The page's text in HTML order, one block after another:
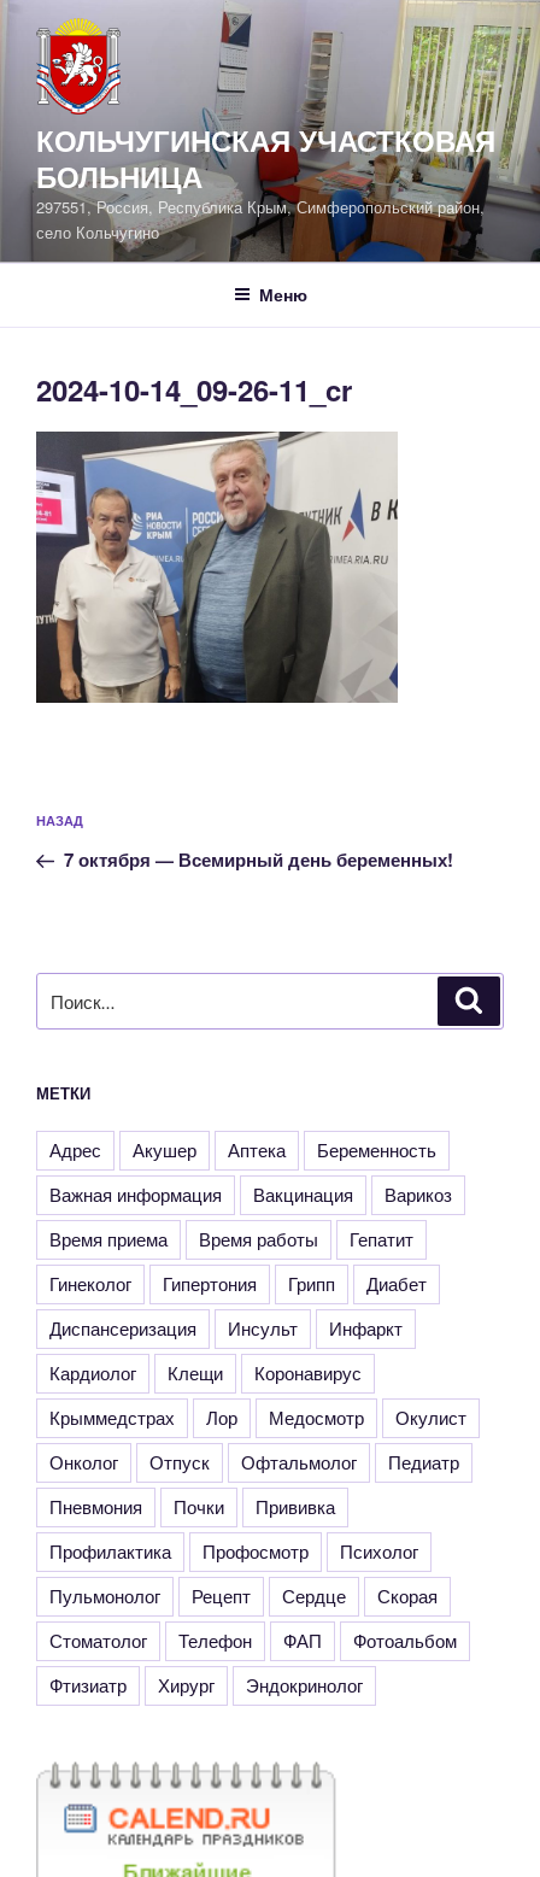
содержимому
КОЛЬЧУГИНСКАЯ УЧАСТКОВАЯ
БОЛЬНИЦА
297551, Россия, Республика Крым, Симферопольский район,
село Кольчугино
Меню
2024-10-14_09-26-11_cr
по
записям
Предыдущая
запись:
НАЗАД
7 октября — Всемирный день беременных!
МЕТКИ
Адрес Акушер Аптека
Беременность
Важная информация
Вакцинация
Варикоз
Время приема
Время работы
Гепатит
Гинеколог
Гипертония Грипп
Диабет
Диспансеризация
Инсульт
Инфаркт
Кардиолог
Клещи
Коронавирус
Крыммедстрах
Лор Медосмотр
Окулист
Онколог
Отпуск Офтальмолог
Педиатр
Пневмония
Почки
Прививка
Профилактика
Профосмотр
Психолог
Пульмонолог
Рецепт Сердце
Скорая
Стоматолог
Телефон ФАП
Фотоальбом
Фтизиатр
Хирург Эндокринолог